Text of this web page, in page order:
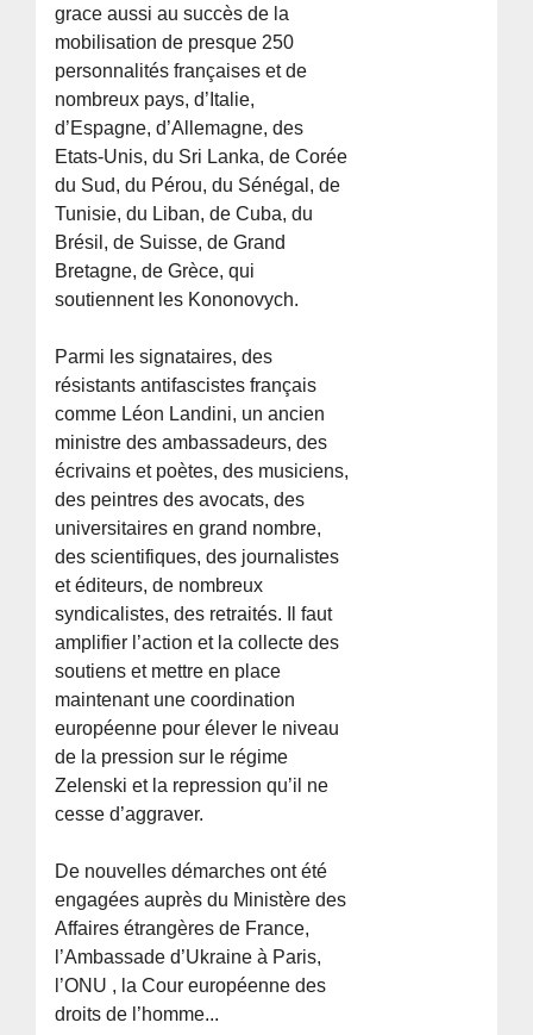
grace aussi au succès de la
mobilisation de presque 250
personnalités françaises et de
nombreux pays, d’Italie,
d’Espagne, d’Allemagne, des
Etats-Unis, du Sri Lanka, de Corée
du Sud, du Pérou, du Sénégal, de
Tunisie, du Liban, de Cuba, du
Brésil, de Suisse, de Grand
Bretagne, de Grèce, qui
soutiennent les Kononovych.
Parmi les signataires, des
résistants antifascistes français
comme Léon Landini, un ancien
ministre des ambassadeurs, des
écrivains et poètes, des musiciens,
des peintres des avocats, des
universitaires en grand nombre,
des scientifiques, des journalistes
et éditeurs, de nombreux
syndicalistes, des retraités. Il faut
amplifier l’action et la collecte des
soutiens et mettre en place
maintenant une coordination
européenne pour élever le niveau
de la pression sur le régime
Zelenski et la repression qu’il ne
cesse d’aggraver.
De nouvelles démarches ont été
engagées auprès du Ministère des
Affaires étrangères de France,
l’Ambassade d’Ukraine à Paris,
l’ONU , la Cour européenne des
droits de l’homme...